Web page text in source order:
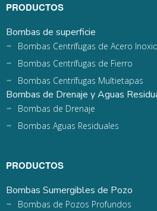
PRODUCTOS
Bombas de superficie
Bombas Centrífugas de Acero
Bombas Centrífugas de Fierro
Bombas Centrífugas Multietapas
Bombas de Drenaje y Aguas
Bombas de Drenaje
Bombas Aguas Residuales
PRODUCTOS
Bombas Sumergibles de Pozo
Bombas de Pozos Profundos